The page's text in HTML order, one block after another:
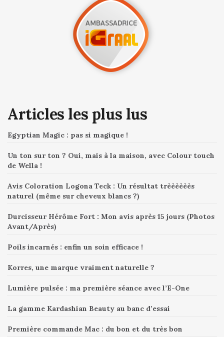
Articles les plus lus
Egyptian Magic : pas si magique !
Un ton sur ton ? Oui, mais à la maison, avec Colour touch
de Wella !
Avis Coloration Logona Teck : Un résultat trèèèèèès
naturel (même sur cheveux blancs ?)
Durcisseur Hérôme Fort : Mon avis après 15 jours (Photos
Avant/Après)
Poils incarnés : enfin un soin efficace !
Korres, une marque vraiment naturelle ?
Lumière pulsée : ma première séance avec l’E-One
La gamme Kardashian Beauty au banc d’essai
Première commande Mac : du bon et du très bon